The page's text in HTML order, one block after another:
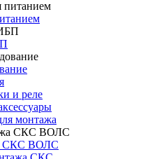
и реле
монтажа
СКС ВОЛС